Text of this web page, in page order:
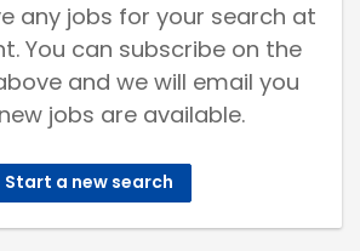
any jobs for your search at
You can subscribe on the
and we will email you
jobs are available.
Start a new search